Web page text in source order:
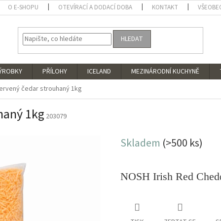
O E-SHOPU OTEVÍRACÍ A DODACÍ DOBA KONTAKT
HLEDAT
PŘÍLOHY ICELAND MEZINÁRODNÍ KUCHYNĚ
čedar strouhaný 1kg
1kg 203079
Skladem (>500 ks)
NOSH Irish Red